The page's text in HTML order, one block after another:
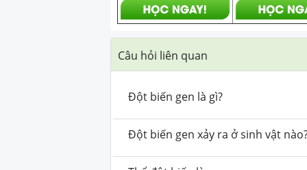
Câu hỏi liên quan
Đột biến gen là gì?
Đột biến gen xảy ra ở sinh vật